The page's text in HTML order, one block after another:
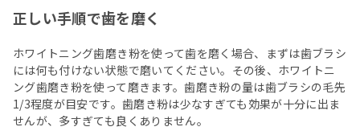
正しい手順で歯を磨く
ホワイトニング歯磨き粉を使って歯を磨く場合、まずは歯ブラシ
には何も付けない状態で磨いてください。その後、ホワイトニ
ング歯磨き粉を使って磨きます。歯磨き粉の量は歯ブラシの毛先
1/3程度が目安です。歯磨き粉は少なすぎても効果が十分に出ま
せんが、多すぎても良くありません。